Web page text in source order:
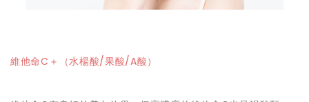
維他命C＋（水楊酸/果酸/A酸）